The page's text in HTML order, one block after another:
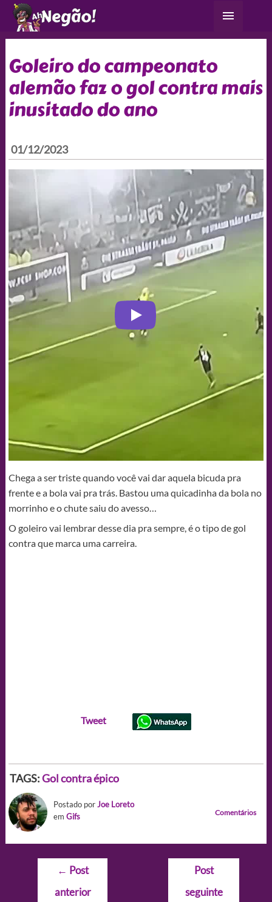
para
Menu
Goleiro do campeonato
alemão faz o gol contra mais
inusitado do ano
01/12/2023
Chega a ser triste quando você vai dar aquela bicuda pra
frente e a bola vai pra trás. Bastou uma quicadinha da bola no
morrinho e o chute saiu do avesso…
O goleiro vai lembrar desse dia pra sempre, é o tipo de gol
contra que marca uma carreira.
Tweet
TAGS:Gol contra épico
Postado porJoe Loreto
em Gifs Comentários
Navegação
Post
← Post
anterior
Post
seguinte